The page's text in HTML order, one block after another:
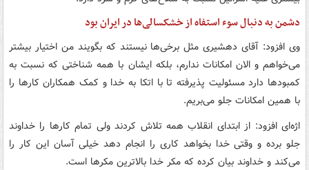
دشمن به دنبال سوء استفاه از خشکسالی‌ها در ایران بود
وی افزود: آقای دهشیری مثل برخی‌ها نیستند که بگویند من اختیار بیشتر
می‌خواهم و الان امکانات ندارم، بلکه ایشان با همه شناختی که نسبت به
کمبودها دارد مسئولیت پذیرفته تا با اتکا به خدا و کمک همکاران کارها را
با همین امکانات جلو می‌بریم.
اژه‌ای افزود: از ابتدای انقلاب همه تلاش کردند ولی تمام کارها را خداوند
جلو برده و وقتی خدا بخواهد کاری را انجام دهد خیلی آسان این کار را
می‌کند و خداوند بیان کرده که مکر خدا بالاترین مکرها است.